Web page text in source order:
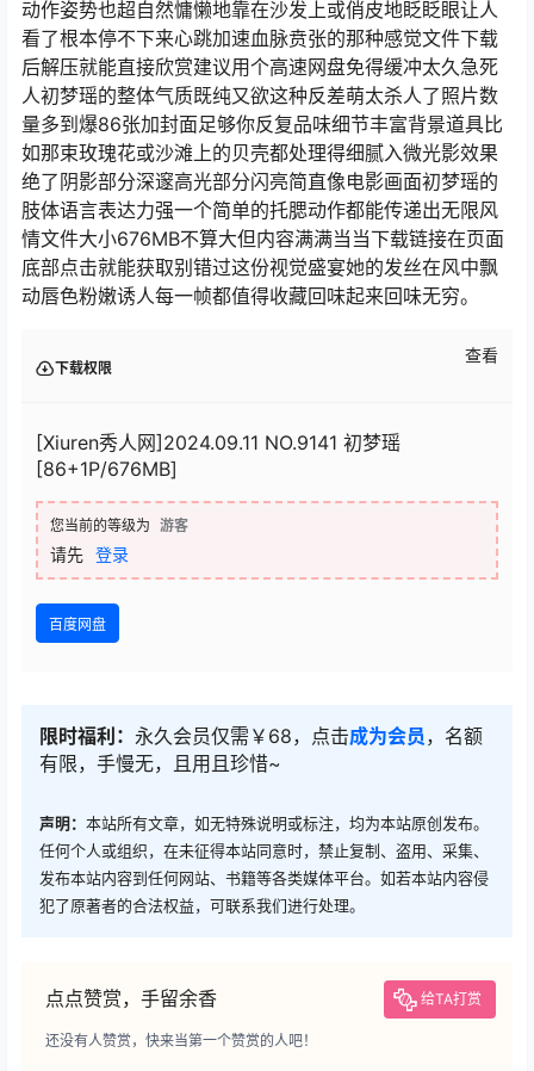
动作姿势也超自然慵懒地靠在沙发上或俏皮地眨眨眼让人
看了根本停不下来心跳加速血脉贲张的那种感觉文件下载
后解压就能直接欣赏建议用个高速网盘免得缓冲太久急死
人初梦瑶的整体气质既纯又欲这种反差萌太杀人了照片数
量多到爆86张加封面足够你反复品味细节丰富背景道具比
如那束玫瑰花或沙滩上的贝壳都处理得细腻入微光影效果
绝了阴影部分深邃高光部分闪亮简直像电影画面初梦瑶的
肢体语言表达力强一个简单的托腮动作都能传递出无限风
情文件大小676MB不算大但内容满满当当下载链接在页面
底部点击就能获取别错过这份视觉盛宴她的发丝在风中飘
动唇色粉嫩诱人每一帧都值得收藏回味起来回味无穷。
下载权限
查看
[Xiuren秀人网]2024.09.11 NO.9141 初梦瑶
[86+1P/676MB]
您当前的等级为 游客
请先 登录
百度网盘
限时福利： 永久会员仅需￥68，点击成为会员 ，名额
有限，手慢无，且用且珍惜~
声明： 本站所有文章，如无特殊说明或标注，均为本站原创发布。
任何个人或组织，在未征得本站同意时，禁止复制、盗用、采集、
发布本站内容到任何网站、书籍等各类媒体平台。如若本站内容侵
犯了原著者的合法权益，可联系我们进行处理。
点点赞赏，手留余香 给TA打赏
还没有人赞赏，快来当第一个赞赏的人吧！